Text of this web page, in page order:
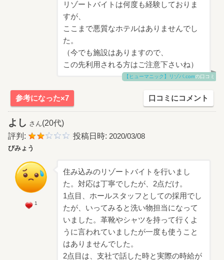
リゾートバイトは何度も経験しておりま
すが、
ここまで悪質なホテルはありませんでし
た。
（今でも施設はありますので、
この先利用される方はご注意下さいね）
【ヒューマニック】リゾバ.comの口コミ
参考になった×7 口コミにコメント
よし さん(20代)
評判:
投稿日時: 2020/03/08
びみょう
1
住み込みのリゾートバイトを行いまし
た。対応は丁寧でしたが、2点だけ。
1点目、ホールスタッフとしての採用でし
たが、いってみると洗い物担当になって
いました。革靴やシャツを持って行くよ
うに言われていましたが一度も使うこと
はありませんでした。
2点目は、支社で話した時と実際の時給が